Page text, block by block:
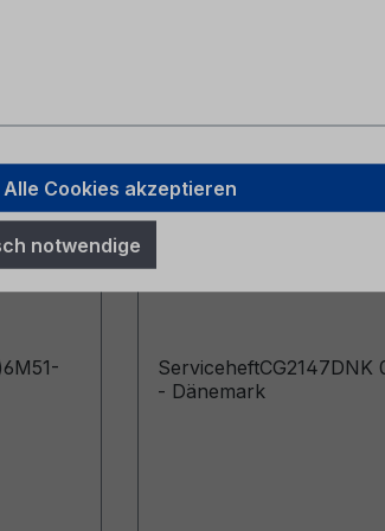
ServiceheftCG2147DNK
- Dänemark
Alle Cookies akzeptieren
notwendige